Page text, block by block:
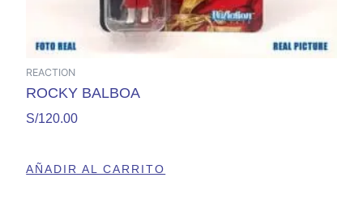
REACTION
ROCKY BALBOA
S/120.00
AÑADIR AL CARRITO